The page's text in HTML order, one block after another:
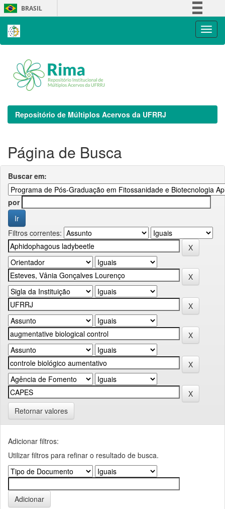
Skip
navigation
BRASIL
Repositório de Múltiplos Acervos da UFRRJ
Página de Busca
Buscar em:
por
Filtros correntes:
Retornar valores
Adicionar filtros:
Utilizar filtros para refinar o resultado de busca.